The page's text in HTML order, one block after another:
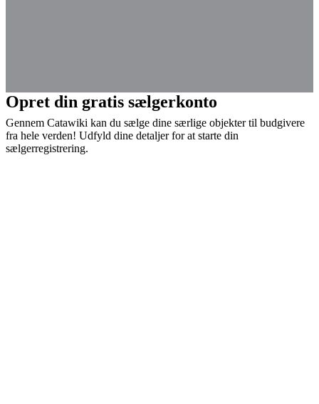
Opret din gratis sælgerkonto
Gennem Catawiki kan du sælge dine særlige objekter til budgivere
fra hele verden! Udfyld dine detaljer for at starte din
sælgerregistrering.